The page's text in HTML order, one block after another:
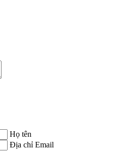
Họ tên
Địa chỉ Email